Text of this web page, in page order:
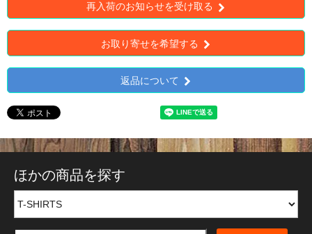
再入荷のお知らせを受け取る
お取り寄せを希望する
返品について
ほかの商品を探す